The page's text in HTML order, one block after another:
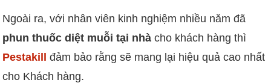
Ngoài ra, với nhân viên kinh nghiệm nhiều năm đã
phun thuốc diệt muỗi tại nhà cho khách hàng thì
Pestakill đảm bảo rằng sẽ mang lại hiệu quả cao nhất
cho Khách hàng.